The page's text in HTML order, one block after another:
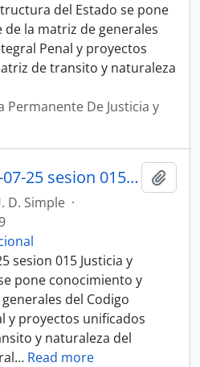
del Estado se pone
la matriz de generales
Penal y proyectos
de transito y naturaleza
Permanente De Justicia y
008_S-D_Audio_29-07-25 sesion 015 Justicia y Estructura del Estado
D. Simple ·
sesion 015 Justicia y
pone conocimiento y
del Codigo
y proyectos unificados
y naturaleza del
… Read more